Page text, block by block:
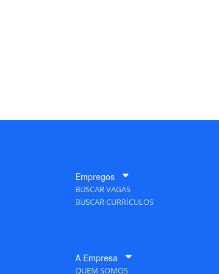
Empregos
BUSCAR VAGAS
BUSCAR CURRÍCULOS
A Empresa
QUEM SOMOS